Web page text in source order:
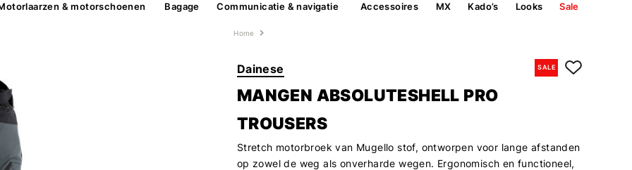
& motorschoenen Bagage Communicatie & navigatie Accessoires MX Kado’s Looks Sale
Home
SALE
Dainese
MANGEN ABSOLUTESHELL PRO
TROUSERS
Stretch motorbroek van Mugello stof, ontworpen voor lange afstanden
op zowel de weg als onverharde wegen. Ergonomisch en functioneel,